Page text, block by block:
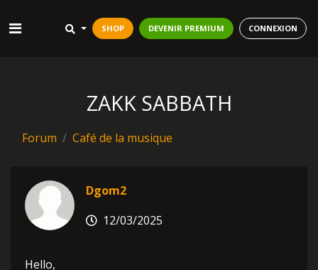
SHOP DEVENIR PREMIUM CONNEXION
ZAKK SABBATH
Forum Café de la musique
Dgom2
12/03/2025
Hello,